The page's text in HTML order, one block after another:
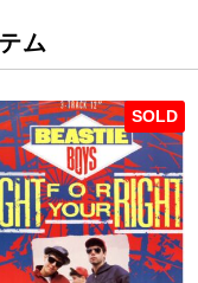
ム
SOLD